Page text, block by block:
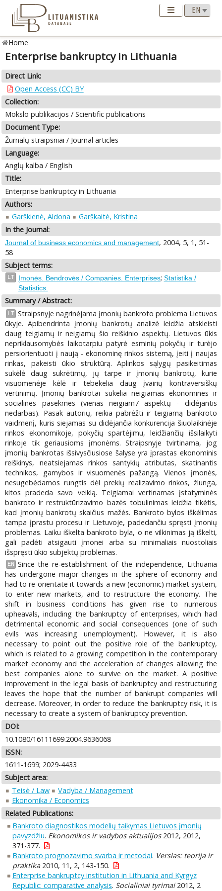
Home
Enterprise bankruptcy in Lithuania
Direct Link:
Open Access (CC) BY
Collection:
Mokslo publikacijos / Scientific publications
Document Type:
Žurnalų straipsniai / Journal articles
Language:
Anglų kalba / English
Title:
Enterprise bankruptcy in Lithuania
Authors:
Garškienė, Aldona
Garškaitė, Kristina
In the Journal:
Journal of business economics and management, 2004, 5, 1, 51-
58
Subject terms:
LT Įmonės. Bendrovės / Companies. Enterprises; Statistika /
Statistics.
Summary / Abstract:
LT Straipsnyje nagrinėjama įmonių bankroto problema Lietuvos
ūkyje. Apibendrinta įmonių bankrotų analizė leidžia atskleisti
daug teigiamų ir neigiamų šio reiškinio aspektų. Lietuvos ūkis
nepriklausomybės laikotarpiu patyrė esminių pokyčių ir turėjo
persiorientuoti į naują - ekonominę rinkos sistemą, įeiti į naujas
rinkas, pakeisti ūkio struktūrą. Aplinkos sąlygų pasikeitimas
sukėlė daug sukrėtimų, jų tarpe ir įmonių bankrotų, kurie
visuomenėje kėlė ir tebekelia daug įvairių kontraversiškų
vertinimų. Įmonių bankrotai sukelia neigiamas ekonomines ir
socialines pasekmes (vienas neigiam7 aspektų - didėjantis
nedarbas). Pasak autorių, reikia pabrėžti ir teigiamą bankroto
vaidmenį, kuris siejamas su didėjančia konkurencija šiuolaikinėje
rinkos ekonomikoje, pokyčių spartėjimu, leidžiančių išsilaikyti
rinkoje tik geriausioms įmonėms. Straipsnyje tvirtinama, jog
įmonių bankrotas išsivysčiusiose šalyse yra įprastas ekonominis
reiškinys, neatsiejamas rinkos santykių atributas, skatinantis
technikos, gamybos ir visuomenės pažangą. Vienos įmonės,
nesugebėdamos rungtis dėl prekių realizavimo rinkos, žlunga,
kitos pradeda savo veiklą. Teigiamai vertinamas įstatyminės
bankroto ir restruktūrizavimo bazės tobulinimas leidžia tikėtis,
kad įmonių bankrotų skaičius mažės. Bankroto bylos iškėlimas
tampa įprastu procesu ir Lietuvoje, padedančiu spręsti įmonių
problemas. Laiku iškelta bankroto byla, o ne vilkinimas ją iškelti,
gali padėti atsigauti įmonei arba su minimaliais nuostoliais
išspręsti ūkio subjektų problemas.
EN
Since the re-establishment of the independence, Lithuania
has undergone major changes in the sphere of economy and
had to re-orientate it towards a new (economic) market system,
to enter new markets, and to restructure the economy. The
shift in business conditions has given rise to numerous
upheavals, including the bankruptcy of enterprises, which had
detrimental economic and social consequences (one of such
evils was increasing unemployment). However, it is also
necessary to point out the positive role of the bankruptcy,
which is related to a growing competition in the contemporary
market economy and the acceleration of changes allowing the
best companies alone to survive on the market. A positive
improvement in the legal basis of bankruptcy and restructuring
leaves the hope that the number of bankrupt companies will
decrease. Moreover, in order to reduce the bankruptcy risk, it is
necessary to create a system of bankruptcy prevention.
DOI:
10.1080/16111699.2004.9636068
ISSN:
1611-1699; 2029-4433
Subject area:
Teisė / Law
Vadyba / Management
Ekonomika / Economics
Related Publications:
Bankroto diagnostikos modelių taikymas Lietuvos įmonių
pavyzdžiu. Ekonomikos ir vadybos aktualijos2012, 2012,
371-377.
Bankroto prognozavimo svarba ir metodai. Verslas: teorija ir
praktika2010, 11, 2, 143-150.
Enterprise bankruptcy institution in Lithuania and Kyrgyz
Republic: comparative analysis. Socialiniai tyrimai2012, 2